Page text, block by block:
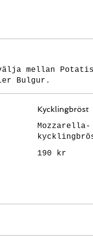
mellan
Bulgur.
Kycklingbröst
190 kr